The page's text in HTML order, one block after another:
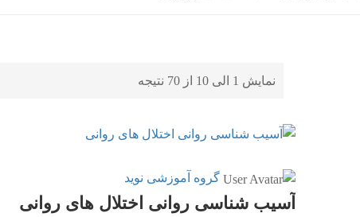
نمایش 1 الی 10 از 70 نتیجه
گروه آموزشی نوید
آسیب شناسی روانی اختلال های روانی